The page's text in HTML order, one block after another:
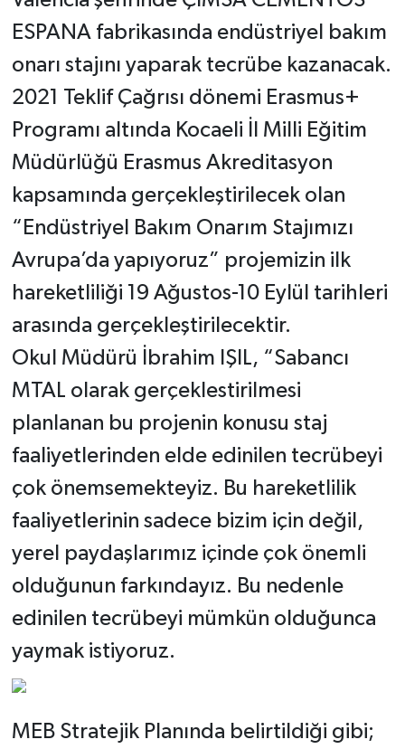
ESPANA fabrikasında endüstriyel bakım
onarı stajını yaparak tecrübe kazanacak.
2021 Teklif Çağrısı dönemi Erasmus+
Programı altında Kocaeli İl Milli Eğitim
Müdürlüğü Erasmus Akreditasyon
kapsamında gerçekleştirilecek olan
“Endüstriyel Bakım Onarım Stajımızı
Avrupa’da yapıyoruz” projemizin ilk
hareketliliği 19 Ağustos-10 Eylül tarihleri
arasında gerçekleştirilecektir.
Okul Müdürü İbrahim IŞIL, “Sabancı
MTAL olarak gerçeklestirilmesi
planlanan bu projenin konusu staj
faaliyetlerinden elde edinilen tecrübeyi
çok önemsemekteyiz. Bu hareketlilik
faaliyetlerinin sadece bizim için değil,
yerel paydaşlarımız içinde çok önemli
olduğunun farkındayız. Bu nedenle
edinilen tecrübeyi mümkün olduğunca
yaymak istiyoruz.
MEB Stratejik Planında belirtildiği gibi;